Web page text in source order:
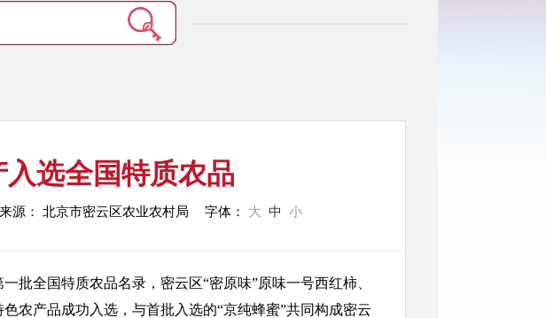
选全国特质农品
来源： 北京市密云区农业农村局 字体： 大 中 小
批全国特质农品名录，密云区“密原味”原味一号西红柿、
农产品成功入选，与首批入选的“京纯蜂蜜”共同构成密云